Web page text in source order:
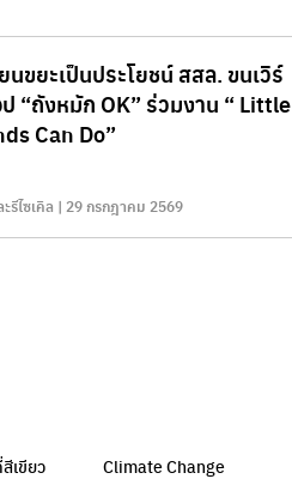
นขยะเป็นประโยชน์ สสล. ขนเวิร์
“ถังหมัก OK” ร่วมงาน “ Little
Can Do”
ะรีไซเคิล | 29 กรกฎาคม 2569
เขียว Climate Change